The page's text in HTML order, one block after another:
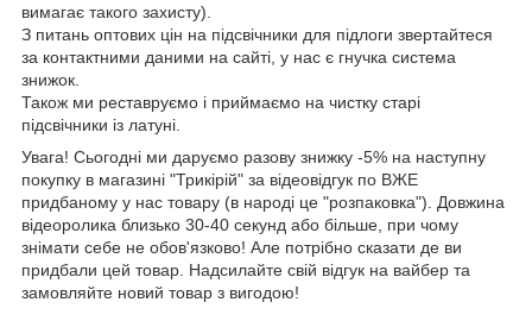
вимагає такого захисту).
З питань оптових цін на підсвічники для підлоги звертайтеся
за контактними даними на сайті, у нас є гнучка система
знижок.
Також ми реставруємо і приймаємо на чистку старі
підсвічники із латуні.
Увага! Сьогодні ми даруємо разову знижку -5% на наступну
покупку в магазині "Трикірій" за відеовідгук по ВЖЕ
придбаному у нас товару (в народі це "розпаковка"). Довжина
відеоролика близько 30-40 секунд або більше, при чому
знімати себе не обов'язково! Але потрібно сказати де ви
придбали цей товар. Надсилайте свій відгук на вайбер та
замовляйте новий товар з вигодою!